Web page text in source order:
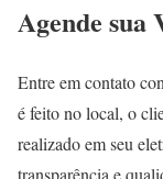
Agende sua
Entre em contato
é feito no local, o
realizado em seu
transparência e